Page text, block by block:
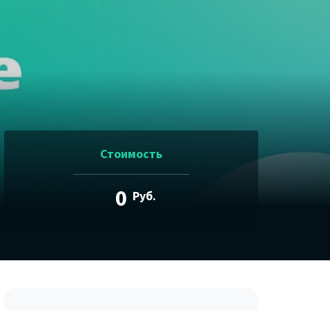
Стоимость
0 Руб.